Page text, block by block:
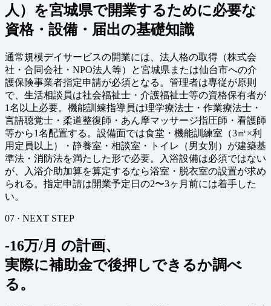
人）を宮城県で開業するために必要な
資格・設備・届出の基礎知識
通常規模デイサービスの開業には、法人格の取得（株式会
社・合同会社・NPO法人等）と宮城県または仙台市への介
護保険事業者指定申請が必須となる。管理者は専従が原則
で、生活相談員は社会福祉士・介護福祉士等の資格保有者が
1名以上必要。機能訓練指導員は理学療法士・作業療法士・
言語聴覚士・柔道整復師・あん摩マッサージ指圧師・看護師
等から1名配置する。設備面では食堂・機能訓練室（3㎡×利
用定員以上）・静養室・相談室・トイレ（男女別）が建築基
準法・消防法を満たした形で必要。入浴設備は必須ではない
が、入浴介助加算を算定するなら浴室・脱衣室の設置が求め
られる。指定申請は開業予定日の2〜3ヶ月前には着手した
い。
07 · NEXT STEP
-16万/月 の計画、
実際に補助金で後押しできるか調べ
る。